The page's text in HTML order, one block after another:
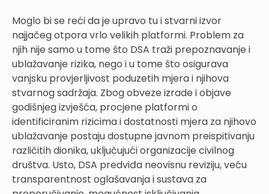
Moglo bi se reći da je upravo tu i stvarni izvor
najjačeg otpora vrlo velikih platformi. Problem za
njih nije samo u tome što DSA traži prepoznavanje i
ublažavanje rizika, nego i u tome što osigurava
vanjsku provjerljivost poduzetih mjera i njihova
stvarnog sadržaja. Zbog obveze izrade i objave
godišnjeg izvješća, procjene platformi o
identificiranim rizicima i dostatnosti mjera za njihovo
ublažavanje postaju dostupne javnom preispitivanju
različitih dionika, uključujući organizacije civilnog
društva. Usto, DSA predviđa neovisnu reviziju, veću
transparentnost oglašavanja i sustava za